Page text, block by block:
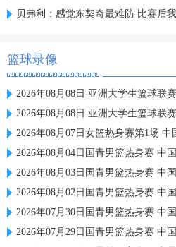
贝弗利：感觉东契奇最难防 比赛后
篮球录像
2026年08月08日 亚洲大学生篮球联赛半决
2026年08月08日 亚洲大学生篮球联赛半决赛
2026年08月07日女篮热身赛第1场 中
2026年08月04日国青男篮热身赛 中国U18男
2026年08月03日国青男篮热身赛 中国
2026年08月02日国青男篮热身赛 中国
2026年07月30日国青男篮热身赛 中国
2026年07月29日国青男篮热身赛 中国